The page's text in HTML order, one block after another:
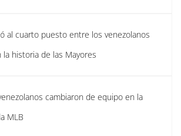
al cuarto puesto entre los venezolanos
historia de las Mayores
cambiaron de equipo en la
MLB